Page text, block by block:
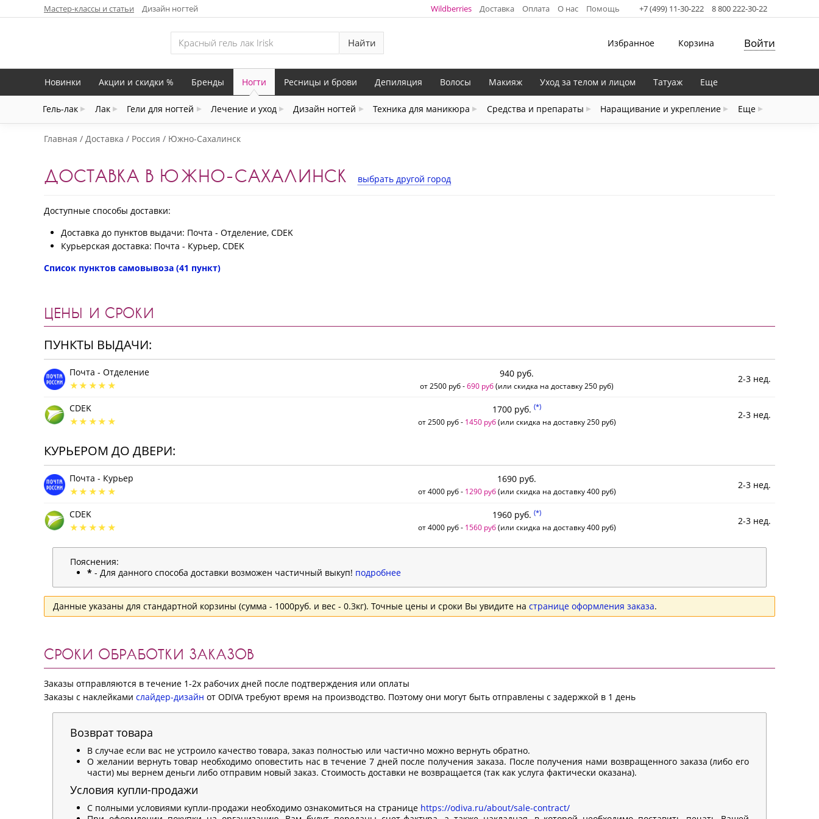
Мастер-классы и статьи Дизайн ногтей Wildberries Доставка Оплата О нас Помощь +7 (499) 11-30-222 8 800 222-30-22
Найти Избранное Корзина Войти
Новинки Акции и скидки % Бренды Ногти
Гель-лак Лак Гели для ногтей Лечение и уход Дизайн ногтей Техника для маникюра Средства и препараты Наращивание и укрепление Еще
Ресницы и брови Депиляция Волосы Макияж Уход за телом и лицом Татуаж Еще
Главная Доставка Россия Южно-Сахалинск
ДОСТАВКА В ЮЖНО-САХАЛИНСК выбрать другой город
Доступные способы доставки:
Доставка до пунктов выдачи: Почта - Отделение, CDEK
Курьерская доставка: Почта - Курьер, CDEK
Список пунктов самовывоза (41 пункт)
ЦЕНЫ И СРОКИ
ПУНКТЫ ВЫДАЧИ:
Почта - Отделение 940 руб.
от 2500 руб -690 руб(или скидка на доставку 250 руб)
2-3 нед.
CDEK 1700 руб. (*)
от 2500 руб - 1450 руб(или скидка на доставку 250 руб)
2-3 нед.
КУРЬЕРОМ ДО ДВЕРИ:
Почта - Курьер 1690 руб.
от 4000 руб - 1290 руб(или скидка на доставку 400 руб)
2-3 нед.
CDEK 1960 руб. (*)
от 4000 руб - 1560 руб(или скидка на доставку 400 руб)
2-3 нед.
Пояснения:
* - Для данного способа доставки возможен частичный выкуп! подробнее
Данные указаны для стандартной корзины (сумма - 1000руб. и вес - 0.3кг). Точные цены и сроки Вы увидите на странице оформления заказа.
СРОКИ ОБРАБОТКИ ЗАКАЗОВ
Заказы отправляются в течение 1-2х рабочих дней после подтверждения или оплаты
Заказы с наклейками слайдер-дизайн от ODIVA требуют время на производство. Поэтому они могут быть отправлены с задержкой в 1 день
Возврат товара
В случае если вас не устроило качество товара, заказ полностью или частично можно вернуть обратно.
О желании вернуть товар необходимо оповестить нас в течение 7 дней после получения заказа. После получения нами возвращенного заказа (либо его
части) мы вернем деньги либо отправим новый заказ. Стоимость доставки не возвращается (так как услуга фактически оказана).
Условия купли-продажи
С полными условиями купли-продажи необходимо ознакомиться на странице https://odiva.ru/about/sale-contract/